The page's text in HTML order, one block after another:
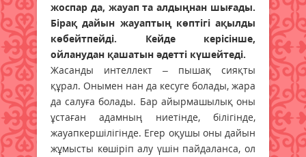
жоспар да, жауап та алдыңнан шығады.
Бірақ дайын жауаптың көптігі ақылды
көбейтпейді. Кейде керісінше,
ойланудан қашатын әдетті күшейтеді.
Жасанды интеллект – пышақ сияқты
құрал. Онымен нан да кесуге болады, жара
да салуға болады. Бар айырмашылық оны
ұстаған адамның ниетінде, білігінде,
жауапкершілігінде. Егер оқушы оны дайын
жұмысты көшіріп алу үшін пайдаланса, ол